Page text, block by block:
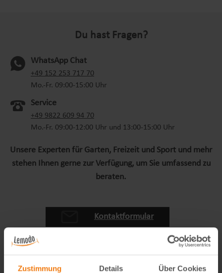
Zustimmung Details Über Cookies
Du hast Fragen?
WhatsApp Chat
+49 152 253 717 70
Mo.-Fr. 09:00-15:00 Uhr
Service
+49 9822 609 94 70
Mo.-Fr. 09:00-12:00 Uhr und 13:00-15:00 Uhr
Unsere Experten für Garten, Freizeit und Sport und mehr
stehen Ihnen gerne zur Verfügung, um Sie umfassend zu
beraten.
Kontaktformular